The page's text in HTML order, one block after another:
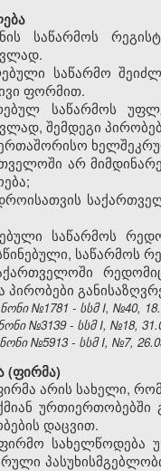
საწარმოს
საწარმო
ფორმით.
საწარმოს
შემდეგი
არ
საწარმოს
საწარმოს
პირობები
№1781 - სსმ I, №40,
№3139 - სსმ I, №18,
№5913 - სსმ I, №7,
(ფირმა)
არის სახელი,
დაცვით.